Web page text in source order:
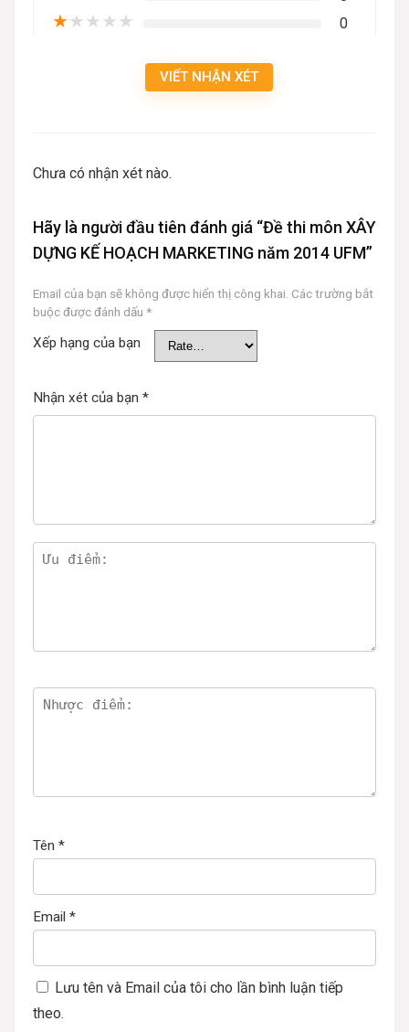
★★★★★ 0
VIẾT NHẬN XÉT
Chưa có nhận xét nào.
Hãy là người đầu tiên đánh giá “Đề thi môn XÂY
DỰNG KẾ HOẠCH MARKETING năm 2014 UFM”
Email của bạn sẽ không được hiển thị công khai. Các trường bắt
buộc được đánh dấu *
Xếp hạng của bạn
Nhận xét của bạn *
Tên *
Email *
Lưu tên và Email của tôi cho lần bình luận tiếp
theo.